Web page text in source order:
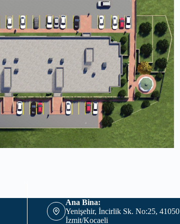
Ana Bina:
Yenişehir, İncirlik Sk. No:25, 41050
İzmit/Kocaeli